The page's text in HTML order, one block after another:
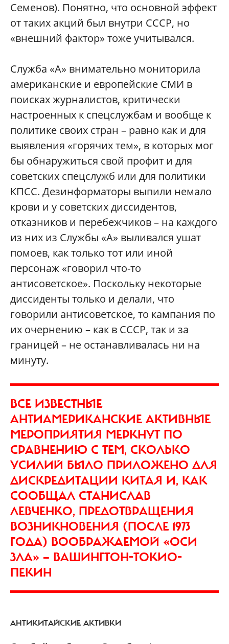
Семенов). Понятно, что основной эффект
от таких акций был внутри СССР, но
«внешний фактор» тоже учитывался.
Служба «А» внимательно мониторила
американские и европейские СМИ в
поисках журналистов, критически
настроенных к спецслужбам и вообще к
политике своих стран – равно как и для
выявления «горячих тем», в которых мог
бы обнаружиться свой профит и для
советских спецслужб или для политики
КПСС. Дезинформаторы выпили немало
крови и у советских диссидентов,
отказников и перебежчиков – на каждого
из них из Службы «А» выливался ушат
помоев, как только тот или иной
персонаж «говорил что-то
антисоветское». Поскольку некоторые
диссиденты только и делали, что
говорили антисоветское, то кампания по
их очернению – как в СССР, так и за
границей – не останавливалась ни на
минуту.
ВСЕ ИЗВЕСТНЫЕ
АНТИАМЕРИКАНСКИЕ АКТИВНЫЕ
МЕРОПРИЯТИЯ МЕРКНУТ ПО
СРАВНЕНИЮ С ТЕМ, СКОЛЬКО
УСИЛИЙ БЫЛО ПРИЛОЖЕНО ДЛЯ
ДИСКРЕДИТАЦИИ КИТАЯ И, КАК
СООБЩАЛ СТАНИСЛАВ
ЛЕВЧЕНКО, ПРЕДОТВРАЩЕНИЯ
ВОЗНИКНОВЕНИЯ (ПОСЛЕ 1973
ГОДА) ВООБРАЖАЕМОЙ «ОСИ
ЗЛА» — ВАШИНГТОН-ТОКИО-
ПЕКИН
АНТИКИТАЙСКИЕ АКТИВКИ